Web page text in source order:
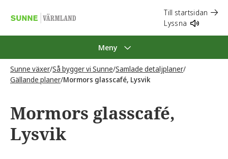
Till startsidan
Lyssna
Meny
Sunne växer/Så bygger vi Sunne/Samlade detaljplaner/
Gällande planer/Mormors glasscafé, Lysvik
Mormors glasscafé,
Lysvik